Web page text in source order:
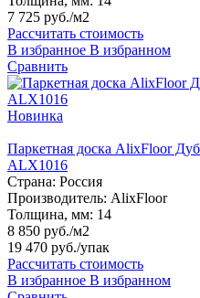
7 725 руб./м2
Рассчитать стоимость
В избранное В избранном
Сравнить
Новинка
Паркетная доска AlixFloor
ALX1016
Страна: Россия
Производитель: AlixFloor
Толщина, мм: 14
8 850 руб./м2
19 470 руб./упак
Рассчитать стоимость
В избранное В избранном